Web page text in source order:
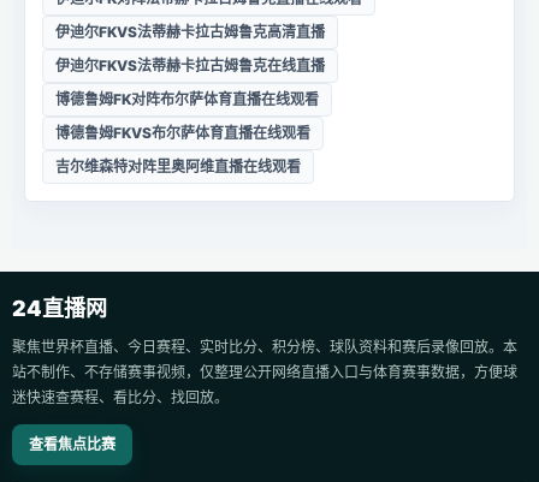
伊迪尔FKVS法蒂赫卡拉古姆鲁克高清直播
伊迪尔FKVS法蒂赫卡拉古姆鲁克在线直播
博德鲁姆FK对阵布尔萨体育直播在线观看
博德鲁姆FKVS布尔萨体育直播在线观看
吉尔维森特对阵里奥阿维直播在线观看
24直播网
聚焦世界杯直播、今日赛程、实时比分、积分榜、球队资料和赛后录像回放。本
站不制作、不存储赛事视频，仅整理公开网络直播入口与体育赛事数据，方便球
迷快速查赛程、看比分、找回放。
查看焦点比赛